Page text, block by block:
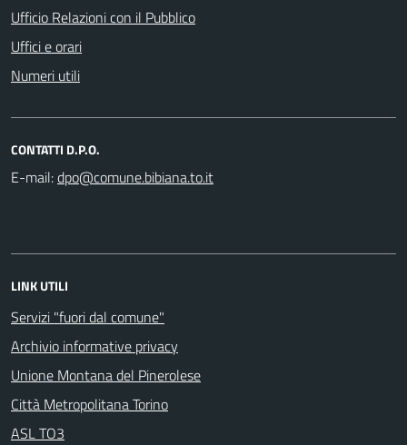
Ufficio Relazioni con il Pubblico
Uffici e orari
Numeri utili
CONTATTI D.P.O.
E-mail:
LINK UTILI
Servizi "fuori dal comune"
Archivio informative privacy
Unione Montana del Pinerolese
Città Metropolitana Torino
ASL TO3